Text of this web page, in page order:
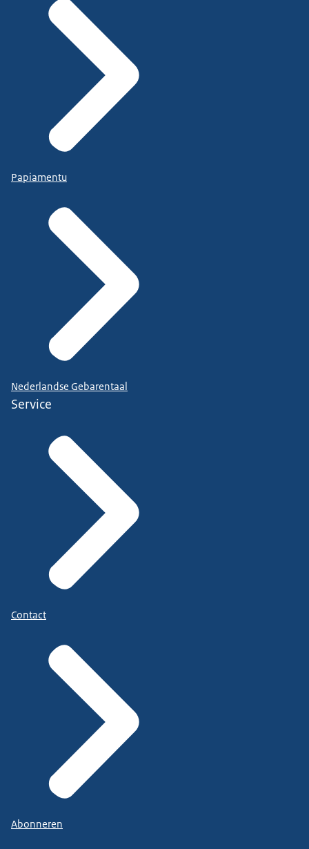
Papiamentu
Nederlandse Gebarentaal
Service
Contact
Abonneren